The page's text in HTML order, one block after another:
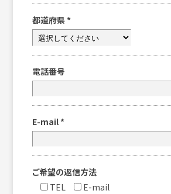
都道府県 *
電話番号
E-mail *
ご希望の返信方法
TEL
E-mail